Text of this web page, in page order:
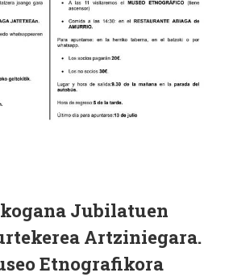
Jubilatuen
Artziniegara.
Etnografikora